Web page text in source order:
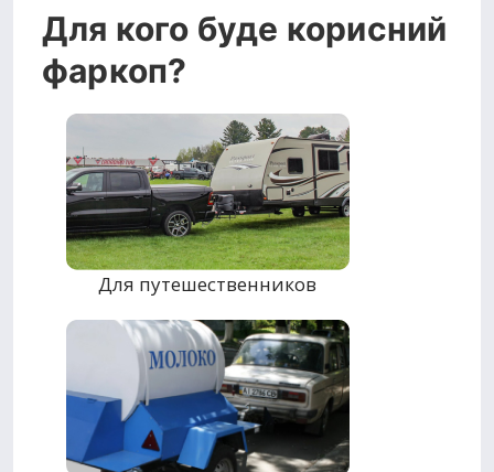
Для кого буде корисний
фаркоп?
Для путешественников